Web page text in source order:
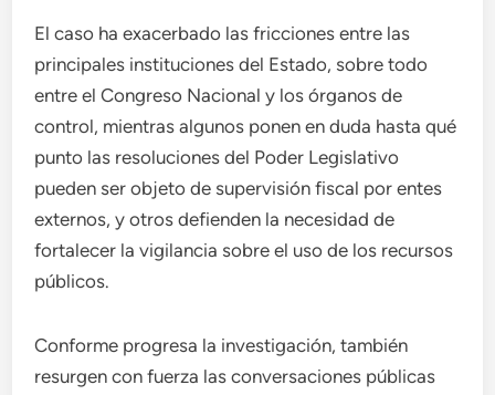
El caso ha exacerbado las fricciones entre las
principales instituciones del Estado, sobre todo
entre el Congreso Nacional y los órganos de
control, mientras algunos ponen en duda hasta qué
punto las resoluciones del Poder Legislativo
pueden ser objeto de supervisión fiscal por entes
externos, y otros defienden la necesidad de
fortalecer la vigilancia sobre el uso de los recursos
públicos.
Conforme progresa la investigación, también
resurgen con fuerza las conversaciones públicas